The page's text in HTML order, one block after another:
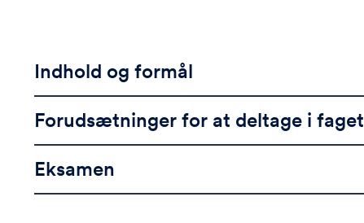
Indhold og formål
Forudsætninger for at deltage i faget
Eksamen